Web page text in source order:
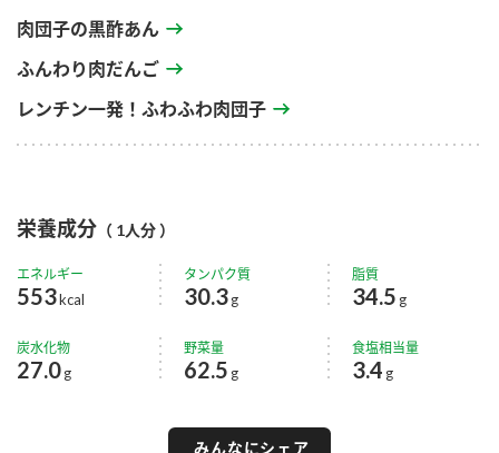
肉団子の黒酢あん
ふんわり肉だんご
レンチン一発！ふわふわ肉団子
栄養成分 （ 1人分 ）
エネルギー
553kcal
タンパク質
30.3g
脂質
34.5 g
炭水化物
27.0g
野菜量
62.5 g
食塩相当量
3.4 g